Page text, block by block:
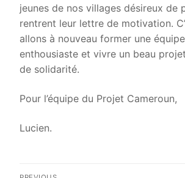
jeunes de nos villages désireux de
rentrent leur lettre de motivation.
allons à nouveau former une équipe
enthousiaste et vivre un beau
de solidarité.
Pour l’équipe du Projet Cameroun,
Lucien.
Navigation